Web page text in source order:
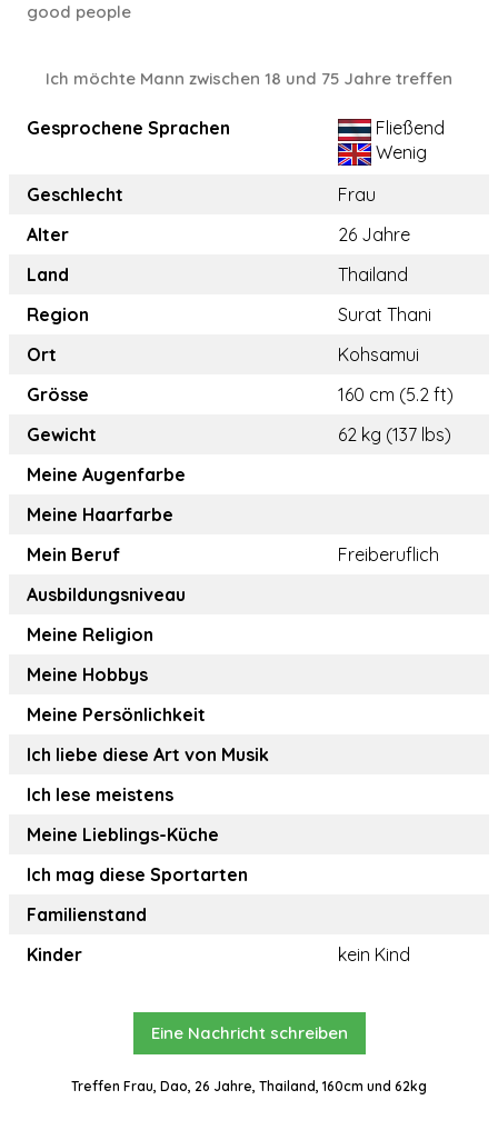
good people
Ich möchte Mann zwischen 18 und 75 Jahre treffen
Gesprochene Sprachen
Fließend
Wenig
Geschlecht
Frau
Alter
26 Jahre
Land
Thailand
Region
Surat Thani
Ort
Kohsamui
Grösse
160 cm (5.2 ft)
Gewicht
62 kg (137 lbs)
Meine Augenfarbe
Meine Haarfarbe
Mein Beruf
Freiberuflich
Ausbildungsniveau
Meine Religion
Meine Hobbys
Meine Persönlichkeit
Ich liebe diese Art von Musik
Ich lese meistens
Meine Lieblings-Küche
Ich mag diese Sportarten
Familienstand
Kinder
kein Kind
Eine Nachricht schreiben
Treffen Frau, Dao, 26 Jahre, Thailand, 160cm und 62kg